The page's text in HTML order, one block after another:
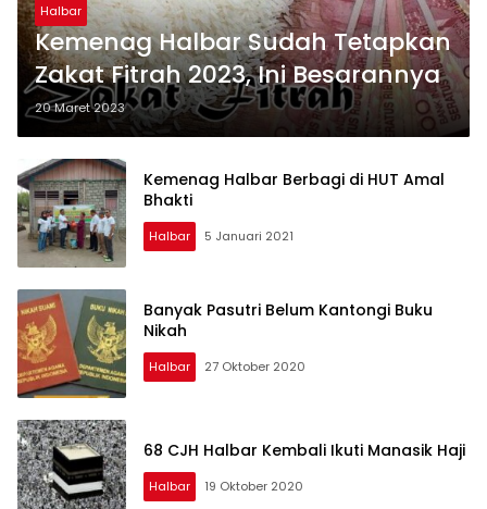
Halbar
Kemenag Halbar Sudah Tetapkan
Zakat Fitrah 2023, Ini Besarannya
20 Maret 2023
Kemenag Halbar Berbagi di HUT Amal
Bhakti
Halbar 5 Januari 2021
Banyak Pasutri Belum Kantongi Buku
Nikah
Halbar 27 Oktober 2020
68 CJH Halbar Kembali Ikuti Manasik Haji
Halbar 19 Oktober 2020